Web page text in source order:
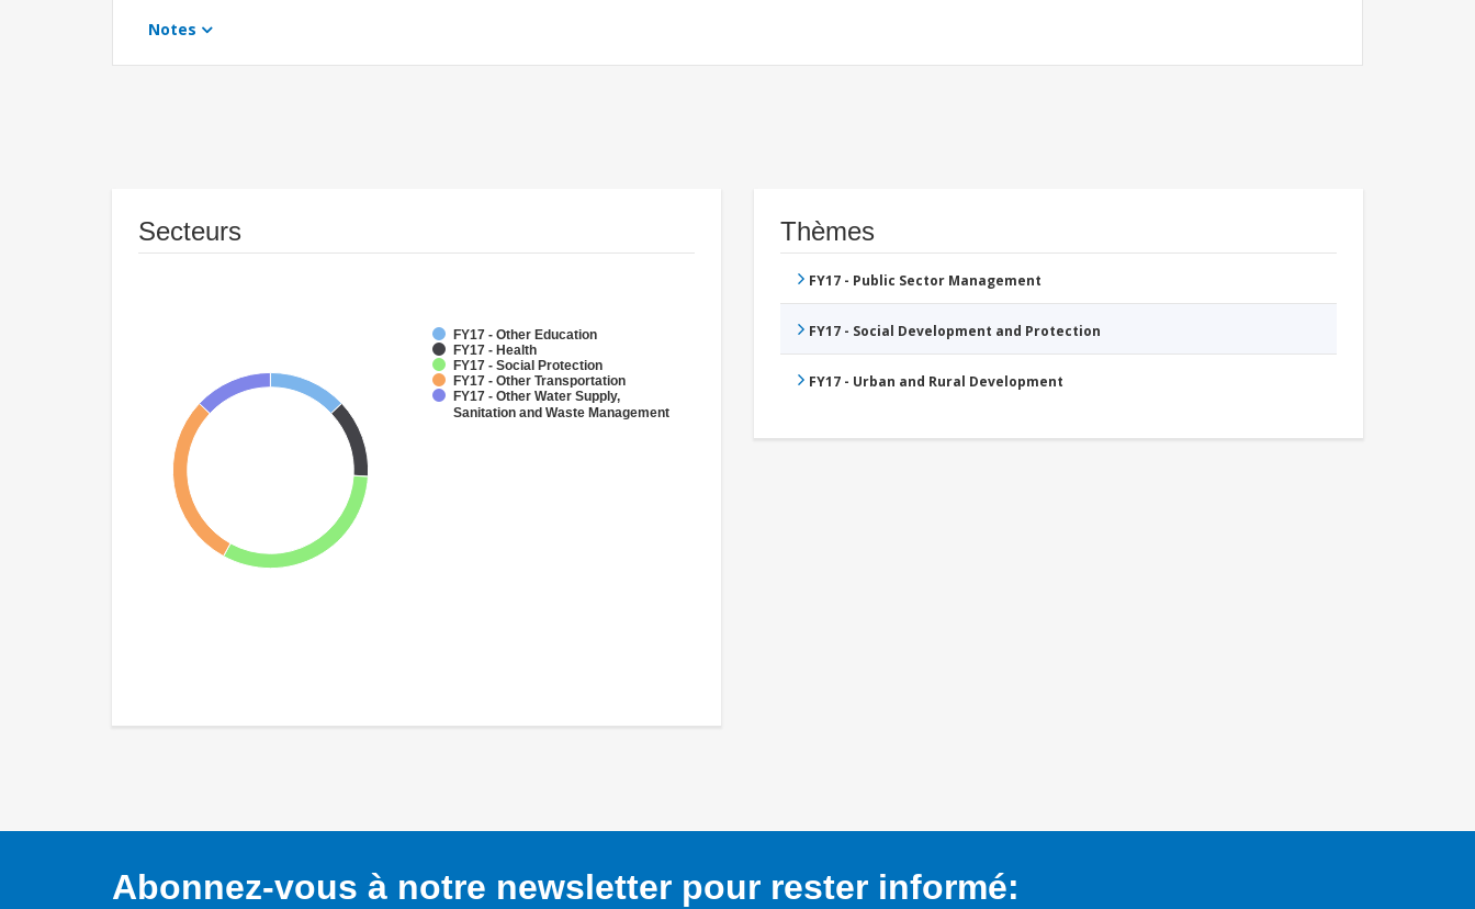
Notes
Secteurs
FY17 - Other Education
FY17 - Health
FY17 - Social Protection
FY17 - Other Transportation
FY17 - Other Water Supply,
Sanitation and Waste Management
Thèmes
FY17 - Public Sector Management
FY17 - Social Development and Protection
FY17 - Urban and Rural Development
Abonnez-vous à notre newsletter pour rester informé: